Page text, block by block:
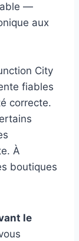
—
aux
City
fiables
correcte.
À
boutiques
le